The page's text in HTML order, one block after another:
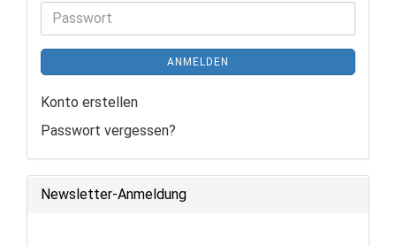
Adresse
Passwort
ANMELDEN
Konto erstellen
Passwort vergessen?
Newsletter-Anmeldung